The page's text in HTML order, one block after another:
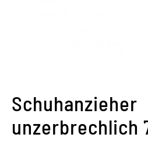
Schuhanzieher
unzerbrechlich